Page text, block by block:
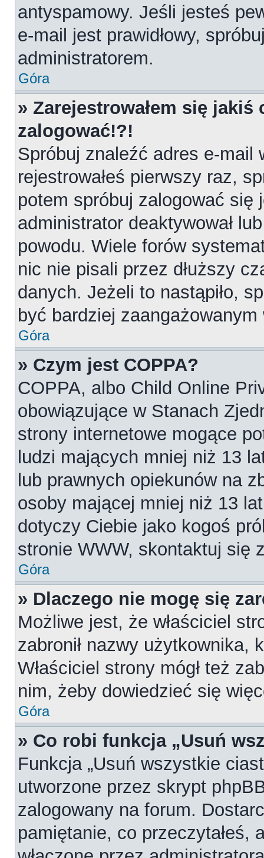
antyspamowy. Jeśli jesteś
e-mail jest prawidłowy,
administratorem.
Góra
» Zarejestrowałem się
zalogować!?!
Spróbuj znaleźć adres e-mail
rejestrowałeś pierwszy raz,
potem spróbuj zalogować
administrator deaktywował
powodu. Wiele forów
nic nie pisali przez dłuższy
danych. Jeżeli to nastąpiło,
być bardziej
Góra
» Czym jest COPPA?
COPPA, albo Child Online
obowiązujące w Stanach
strony internetowe mogące
ludzi mających mniej niż 13
lub prawnych opiekunów na
osoby mającej mniej niż 13
dotyczy Ciebie jako kogoś
stronie WWW, skontaktuj się
Góra
» Dlaczego nie mogę się
Możliwe jest, że właściciel
zabronił nazwy użytkownika,
Właściciel strony mógł też
nim, żeby dowiedzieć się
Góra
» Co robi funkcja „Usuń
Funkcja „Usuń wszystkie
utworzone przez skrypt
zalogowany na forum.
pamiętanie, co przeczytałeś,